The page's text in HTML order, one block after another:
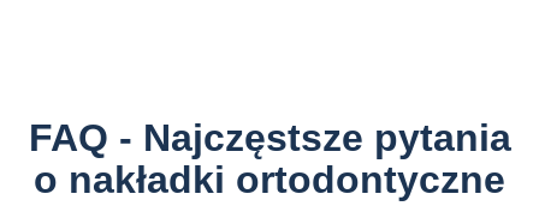
FAQ - Najczęstsze pytania
o nakładki ortodontyczne